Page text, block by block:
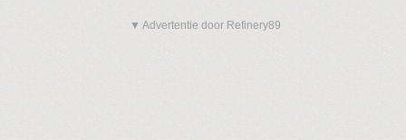
▼ Advertentie door Refinery89